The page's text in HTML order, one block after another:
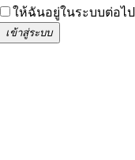
ให้ฉันอยู่ในระบบต่อไป
เข้าสู่ระบบ